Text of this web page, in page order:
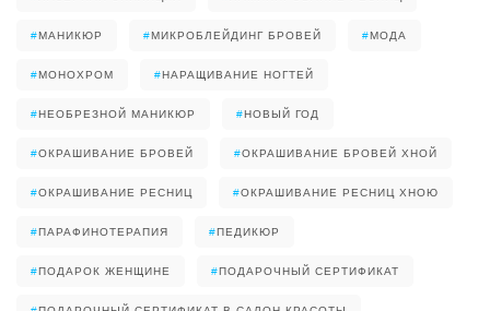
#МАНИКЮР #МИКРОБЛЕЙДИНГ БРОВЕЙ #МОДА
#МОНОХРОМ #НАРАЩИВАНИЕ НОГТЕЙ
#НЕОБРЕЗНОЙ МАНИКЮР #НОВЫЙ ГОД
#ОКРАШИВАНИЕ БРОВЕЙ #ОКРАШИВАНИЕ БРОВЕЙ ХНОЙ
#ОКРАШИВАНИЕ РЕСНИЦ #ОКРАШИВАНИЕ РЕСНИЦ ХНОЮ
#ПАРАФИНОТЕРАПИЯ #ПЕДИКЮР
#ПОДАРОК ЖЕНЩИНЕ #ПОДАРОЧНЫЙ СЕРТИФИКАТ